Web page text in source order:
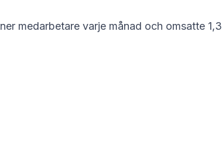
medarbetare varje månad och omsatte 1,3